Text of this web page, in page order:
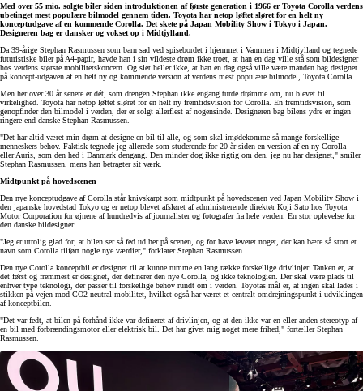
Med over 55 mio. solgte biler siden introduktionen af første generation i 1966 er Toyota Corolla verdens
ubetinget mest populære bilmodel gennem tiden. Toyota har netop løftet sløret for en helt ny
konceptudgave af en kommende Corolla. Det skete på Japan Mobility Show i Tokyo i Japan.
Designeren bag er dansker og vokset op i Midtjylland.
Da 39-årige Stephan Rasmussen som barn sad ved spisebordet i hjemmet i Vammen i Midtjylland og tegnede
futuristiske biler på A4-papir, havde han i sin vildeste drøm ikke troet, at han en dag ville stå som bildesigner
hos verdens største mobilitetskoncern. Og slet heller ikke, at han en dag også ville være manden bag designet
på koncept-udgaven af en helt ny og kommende version af verdens mest populære bilmodel, Toyota Corolla.
Men her over 30 år senere er dét, som drengen Stephan ikke engang turde drømme om, nu blevet til
virkelighed. Toyota har netop løftet sløret for en helt ny fremtidsvision for Corolla. En fremtidsvision, som
genopfinder den bilmodel i verden, der er solgt allerflest af nogensinde. Designeren bag bilens ydre er ingen
ringere end danske Stephan Rasmussen.
"Det har altid været min drøm at designe en bil til alle, og som skal imødekomme så mange forskellige
menneskers behov. Faktisk tegnede jeg allerede som studerende for 20 år siden en version af en ny Corolla -
eller Auris, som den hed i Danmark dengang. Den minder dog ikke rigtig om den, jeg nu har designet," smiler
Stephan Rasmussen, mens han betragter sit værk.
Midtpunkt på hovedscenen
Den nye konceptudgave af Corolla står knivskarpt som midtpunkt på hovedscenen ved Japan Mobility Show i
den japanske hovedstad Tokyo og er netop blevet afsløret af administrerende direktør Koji Sato hos Toyota
Motor Corporation for øjnene af hundredvis af journalister og fotografer fra hele verden. En stor oplevelse for
den danske bildesigner.
"Jeg er utrolig glad for, at bilen ser så fed ud her på scenen, og for have leveret noget, der kan bære så stort et
navn som Corolla tilført nogle nye værdier," forklarer Stephan Rasmussen.
Den nye Corolla konceptbil er designet til at kunne rumme en lang række forskellige drivlinjer. Tanken er, at
det først og fremmest er designet, der definerer den nye Corolla, og ikke teknologien. Der skal være plads til
enhver type teknologi, der passer til forskellige behov rundt om i verden. Toyotas mål er, at ingen skal lades i
stikken på vejen mod CO2-neutral mobilitet, hvilket også har været et centralt omdrejningspunkt i udviklingen
af konceptbilen.
"Det var fedt, at bilen på forhånd ikke var defineret af drivlinjen, og at den ikke var en eller anden stereotyp af
en bil med forbrændingsmotor eller elektrisk bil. Det har givet mig noget mere frihed," fortæller Stephan
Rasmussen.